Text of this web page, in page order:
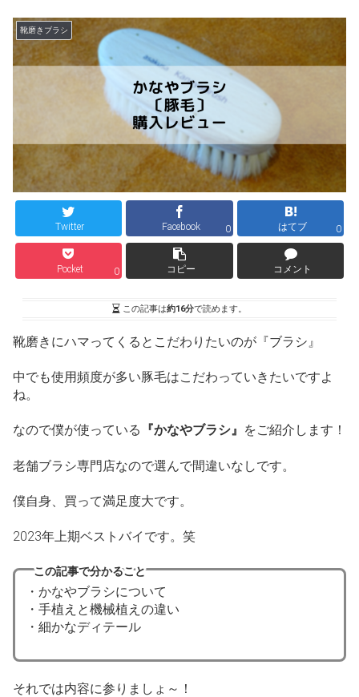
靴磨きブラシ
Twitter Facebook 0 はてブ 0
Pocket 0 コピー コメント
この記事は約16分で読めます。
靴磨きにハマってくるとこだわりたいのが『ブラシ』
中でも使用頻度が多い豚毛はこだわっていきたいですよ
ね。
なので僕が使っている 『かなやブラシ』 をご紹介します！
老舗ブラシ専門店なので選んで間違いなしです。
僕自身、買って満足度大です。
2023年上期ベストバイです。笑
この記事で分かること
・かなやブラシについて
・手植えと機械植えの違い
・細かなディテール
それでは内容に参りましょ～！